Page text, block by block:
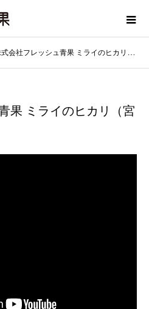
会社フレッシュ青果 ミライのヒカリ（宮崎大学農学部）
果 ミライのヒカリ（宮